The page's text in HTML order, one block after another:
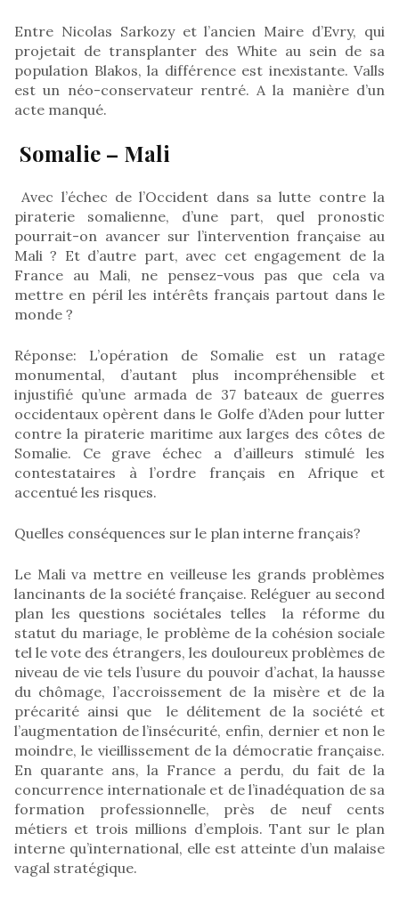
Entre Nicolas Sarkozy et l’ancien Maire d’Evry, qui
projetait de transplanter des White au sein de sa
population Blakos, la différence est inexistante. Valls
est un néo-conservateur rentré. A la manière d’un
acte manqué.
Somalie – Mali
Avec l’échec de l’Occident dans sa lutte contre la
piraterie somalienne, d’une part, quel pronostic
pourrait-on avancer sur l’intervention française au
Mali ? Et d’autre part, avec cet engagement de la
France au Mali, ne pensez-vous pas que cela va
mettre en péril les intérêts français partout dans le
monde ?
Réponse: L’opération de Somalie est un ratage
monumental, d’autant plus incompréhensible et
injustifié qu’une armada de 37 bateaux de guerres
occidentaux opèrent dans le Golfe d’Aden pour lutter
contre la piraterie maritime aux larges des côtes de
Somalie. Ce grave échec a d’ailleurs stimulé les
contestataires à l’ordre français en Afrique et
accentué les risques.
Quelles conséquences sur le plan interne français?
Le Mali va mettre en veilleuse les grands problèmes
lancinants de la société française. Reléguer au second
plan les questions sociétales telles la réforme du
statut du mariage, le problème de la cohésion sociale
tel le vote des étrangers, les douloureux problèmes de
niveau de vie tels l’usure du pouvoir d’achat, la hausse
du chômage, l’accroissement de la misère et de la
précarité ainsi que le délitement de la société et
l’augmentation de l’insécurité, enfin, dernier et non le
moindre, le vieillissement de la démocratie française.
En quarante ans, la France a perdu, du fait de la
concurrence internationale et de l’inadéquation de sa
formation professionnelle, près de neuf cents
métiers et trois millions d’emplois. Tant sur le plan
interne qu’international, elle est atteinte d’un malaise
vagal stratégique.